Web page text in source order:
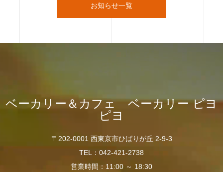
お知らせ一覧
ベーカリー＆カフェ ベーカリー ピヨ
ピヨ
〒202-0001 西東京市ひばりが丘 2-9-3
TEL：042-421-2738
営業時間：11:00 ～ 18:30